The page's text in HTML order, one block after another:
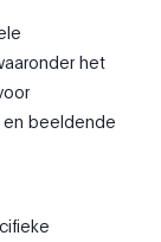
het
beeldende